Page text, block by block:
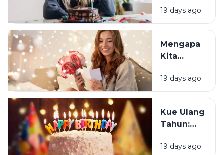
Sebagian
Orang
Merasa
Sedih Saat
Tahun?
19 days ago
Mengapa
Kita
Mendapat
Ucapan
Tahun?
19 days ago
Kue Ulang
Tahun:
Tradisi Ini
19 days ago